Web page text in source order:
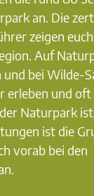
an. Die
zeigen
Auf
und bei Wilde-
erleben und oft
Naturpark
ist die
vorab bei den